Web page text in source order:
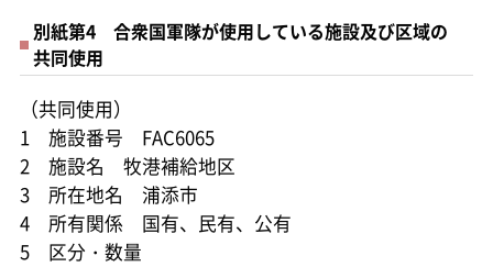
別紙第4 合衆国軍隊が使用している施設及び区域の
共同使用
（共同使用）
1 施設番号 FAC6065
2 施設名 牧港補給地区
3 所在地名 浦添市
4 所有関係 国有、民有、公有
5 区分・数量